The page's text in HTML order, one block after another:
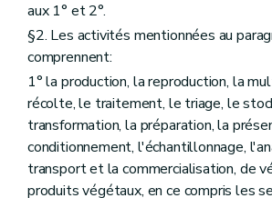
Section 5
Art. D161
Art. D162
Section 6
Comité de suivi
Art. D163
Titre VI Les produits animaux
Chapitre Ier
Les productions
Art. D164
Chapitre II
L'élevage
Art. D165
Art. D166
aux 1° et 2°.
§2. Les activités mentionnées au
comprennent:
1° la production, la reproduction, la
récolte, le traitement, le triage, le
transformation, la préparation, la
conditionnement, l'échantillonnage,
transport et la commercialisation, de
produits végétaux, en ce compris les